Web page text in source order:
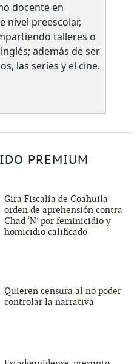
docente en
nivel preescolar,
talleres o
además de ser
las series y el cine.
PREMIUM
Gira Fiscalía de Coahuila
orden de aprehensión contra
Chad ‘N’ por feminicidio y
homicidio calificado
Quieren censura al no poder
controlar la narrativa